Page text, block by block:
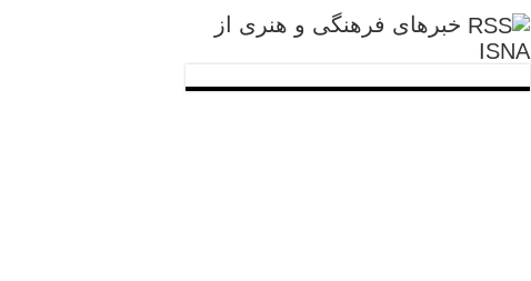
خبرهای فرهنگی و هنری از
ISNA